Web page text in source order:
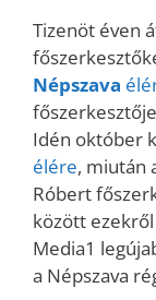
Tizenöt éven
Népszava
Idén október
élére, miután
Róbert
között
Media1
a Népszava